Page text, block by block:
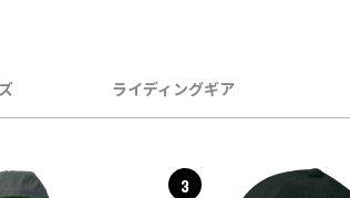
ライディングギア
3